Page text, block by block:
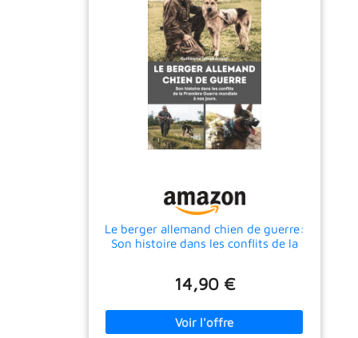
Le berger allemand chien de guerre:
Son histoire dans les conflits de la
14,90 €